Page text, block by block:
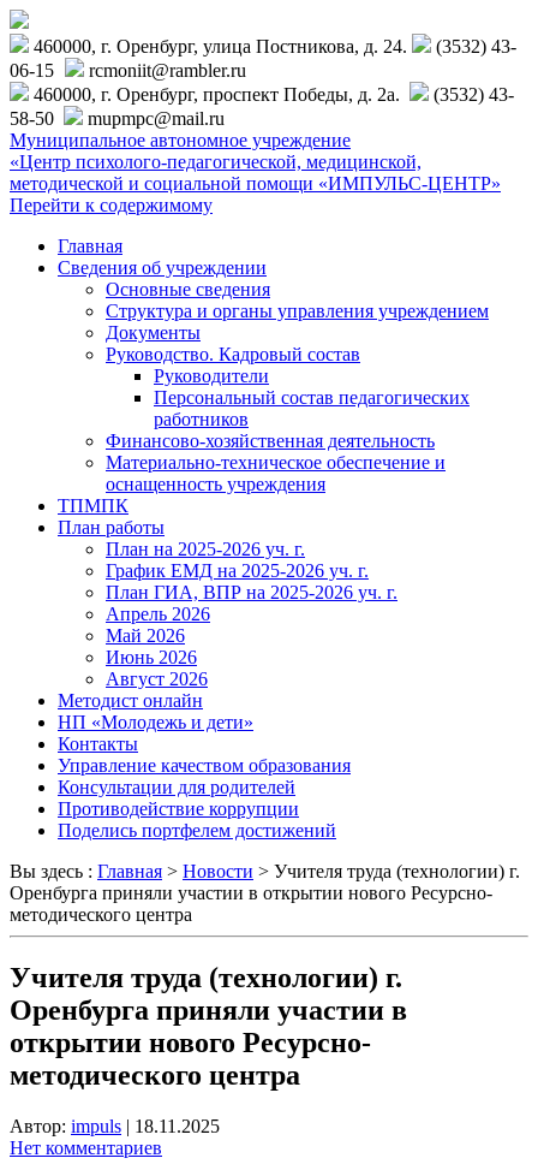
460000, г. Оренбург, улица Постникова, д. 24.
(3532) 43-
06-15
rcmoniit@rambler.ru
460000, г. Оренбург, проспект Победы, д. 2а.
(3532) 43-
58-50
mupmpc@mail.ru
Муниципальное автономное учреждение
«Центр психолого-педагогической, медицинской,
методической и социальной помощи «ИМПУЛЬС-ЦЕНТР»
Перейти к содержимому
Главная
Сведения об учреждении
Основные сведения
Структура и органы управления учреждением
Документы
Руководство. Кадровый состав
Руководители
Персональный состав педагогических
работников
Финансово-хозяйственная деятельность
Материально-техническое обеспечение и
оснащенность учреждения
ТПМПК
План работы
План на 2025-2026 уч. г.
График ЕМД на 2025-2026 уч. г.
План ГИА, ВПР на 2025-2026 уч. г.
Апрель 2026
Май 2026
Июнь 2026
Август 2026
Методист онлайн
НП «Молодежь и дети»
Контакты
Управление качеством образования
Консультации для родителей
Противодействие коррупции
Поделись портфелем достижений
Вы здесь : Главная > Новости > Учителя труда (технологии) г.
Оренбурга приняли участии в открытии нового Ресурсно-
методического центра
Учителя труда (технологии) г.
Оренбурга приняли участии в
открытии нового Ресурсно-
методического центра
Автор: impuls | 18.11.2025
Нет комментариев